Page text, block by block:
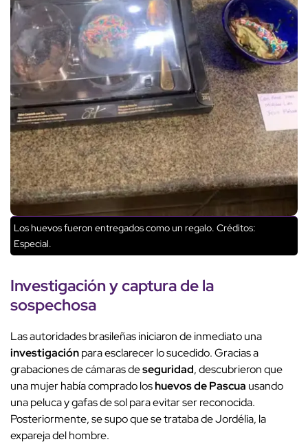
Los huevos fueron entregados como un regalo. Créditos:
Especial.
Investigación y captura de la
sospechosa
Las autoridades brasileñas iniciaron de inmediato una
investigaciónpara esclarecer lo sucedido. Gracias a
grabaciones de cámaras deseguridad, descubrieron que
una mujer había comprado loshuevos de Pascua usando
una peluca y gafas de sol para evitar ser reconocida.
Posteriormente, se supo que se trataba de Jordélia, la
expareja del hombre.